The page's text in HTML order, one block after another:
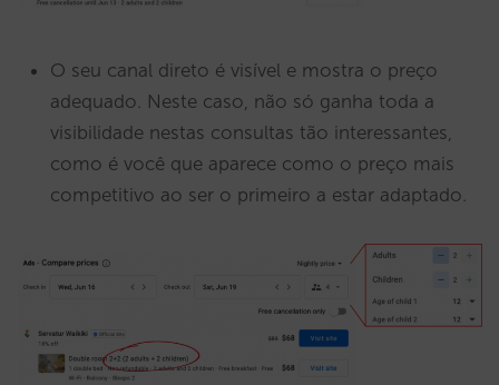
O seu canal direto é visível e mostra o preço
adequado. Neste caso, não só ganha toda a
visibilidade nestas consultas tão interessantes,
como é você que aparece como o preço mais
competitivo ao ser o primeiro a estar adaptado.